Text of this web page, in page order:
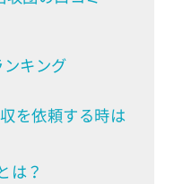
キング
を依頼する時は
は？